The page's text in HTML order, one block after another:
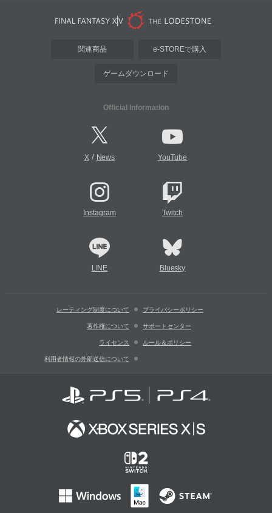
関連商品 e-STOREで購入
ゲームダウンロード
Official Information
X/ News YouTube
Instagram Twitch
LINE Bluesky
レーティング制度について プライバシーポリシー
著作権について サポートセンター
ライセンス ルール＆ポリシー
利用者情報の外部送信について